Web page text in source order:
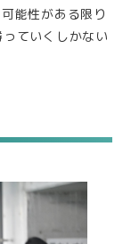
能性がある限り
ていくしかない